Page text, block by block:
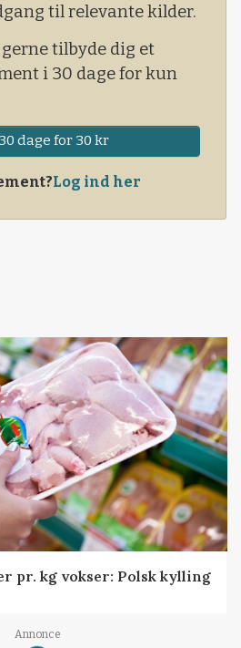
til relevante kilder.
tilbyde dig et
i 30 dage for kun
dage for 30 kr
Log ind her
pr. kg vokser: Polsk kylling
Annonce